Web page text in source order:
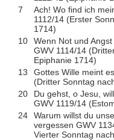
7
Ach! Wo find ich
1112/14 (Erster
1714)
10
Wenn Not und
GWV 1114/14
Epiphanie 1714)
13
Gottes Wille meint
(Dritter Sonntag
20
Du gehst, o Jesu,
GWV 1119/14
24
Warum willst du
vergessen GWV
Vierter Sonntag